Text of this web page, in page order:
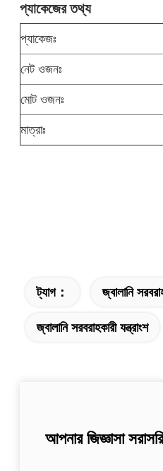
প্যাকেজের তথ্য
প্যাকেজঃ
নেট ওজনঃ
মোট ওজনঃ
মাত্রাঃ
ট্যাগ： জ্বালানি
জ্বালানি সরবরাহকারী যন্ত্রাংশ
আপনার জিজ্ঞাসা